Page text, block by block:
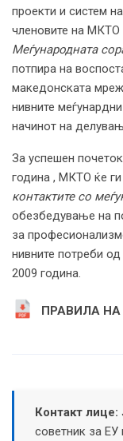
проекти и систем
членовите на
Меѓународната
потпира на
македонската
нивните
начинот на
За успешен
година , МКТО ќе ги
контактите со
обезбедување на
за
нивните потреби од
2009 година.
ПРАВИЛА
Контакт лице:
советник за ЕУ